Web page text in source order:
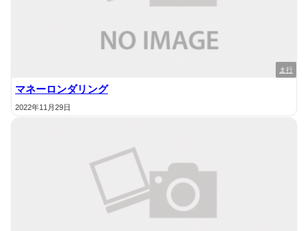
ま行
マネーロンダリング
2022年11月29日